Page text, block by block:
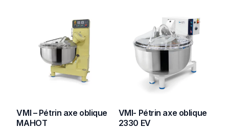
VMI – Pétrin axe oblique
MAHOT
VMI- Pétrin axe oblique
2330 EV